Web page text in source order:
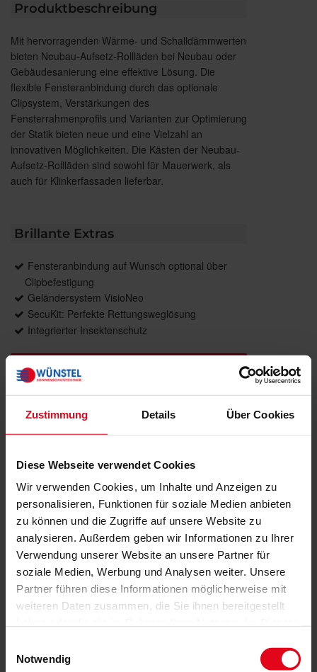
Zustimmung Details Über Cookies
Diese Webseite verwendet Cookies
Wir verwenden Cookies, um Inhalte und Anzeigen zu
personalisieren, Funktionen für soziale Medien anbieten
zu können und die Zugriffe auf unsere Website zu
analysieren. Außerdem geben wir Informationen zu Ihrer
Verwendung unserer Website an unsere Partner für
soziale Medien, Werbung und Analysen weiter. Unsere
Partner führen diese Informationen möglicherweise mit
weiteren Daten zusammen, die Sie ihnen bereitgestellt
Notwendig
Produktbeschreibung
Mit hervorragenden Wärme- und Schalldämmwerten
bieten Neubau-Aufsetz-Rollläden bei Neubau oder
Gebäudesanierung eine effektive Lösung. Die
flexible Fensteranbindung durch das optionale
Clipsystem, Verstärkungen des
Fensterrahmenprofils und Varianten zur Optimierung
der Statik bieten neue und eine Vielzahl an
innovativen Möglichkeiten. Die Kästen der Neubau-
Aufsetz-Rollläden sind sowohl für Mauerwerk, als
auch für Klinkerfassaden lieferbar.
Brillante Extras
Fensteranbindung auf Wunsch optional über
Clipbefestigung
Geländersystem VisioNeo
SecuKit: Perfekte Rettungsweglösung
Integrierter Insektenschutz
Weitere Informationen zu
Ausstattungsextras Rollladen
Farben
Weitere Informationen
Das könnte Sie auch interessieren